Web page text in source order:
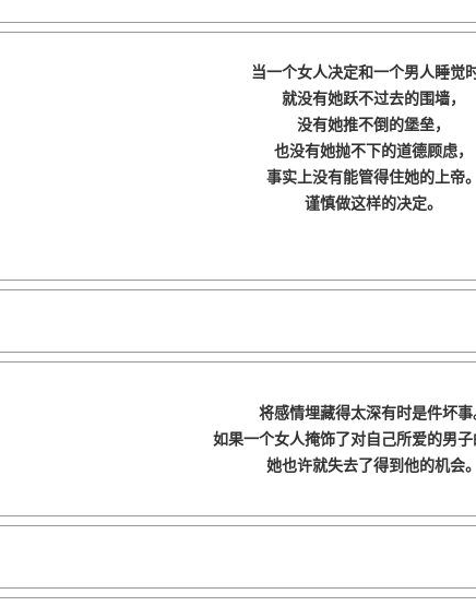
当一个女人决定和一个男人睡觉时
就没有她跃不过去的围墙，
没有她推不倒的堡垒，
也没有她抛不下的道德顾虑，
事实上没有能管得住她的上帝。
谨慎做这样的决定。
将感情埋藏得太深有时是件坏事
如果一个女人掩饰了对自己所爱的男子
她也许就失去了得到他的机会。